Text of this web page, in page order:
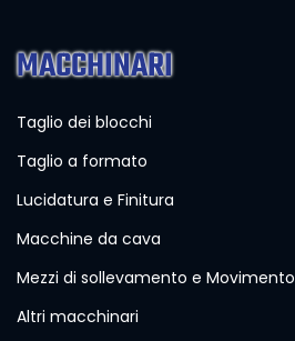
MACCHINARI
Taglio dei blocchi
Taglio a formato
Lucidatura e Finitura
Macchine da cava
Mezzi di sollevamento e Movimento
Altri macchinari